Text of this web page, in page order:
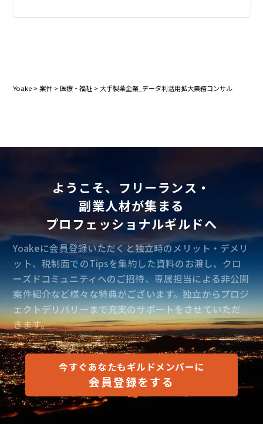
Yoake >案件 >医療・福祉 > 大手製薬企業_データ利活用拡大業務コンサル
ようこそ、フリーランス・
副業人材が集まる
プロフェッショナルギルドへ
Yoakeに会員登録いただくと独立時のメリット・デメリ
ット、税制面でのTipsを集約した資料のお渡し、クロ
ーズドコミュニティへのご招待、専属担当による非公開
案件紹介など様々な特典がございます。独立からプロジ
ェクトデリバリーまで充実のサポートをさせていただ
きます。
今すぐあなたもギルドメンバーに
会員登録をする